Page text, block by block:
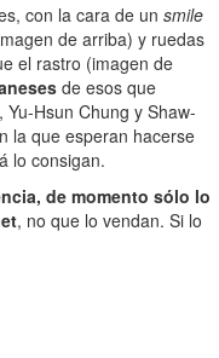
con la cara de un smile
de arriba) y ruedas
el rastro (imagen de
de esos que
Hsun Chung y Shaw-
la que esperan hacerse
lo consigan.
de momento sólo lo
, no que lo vendan. Si lo